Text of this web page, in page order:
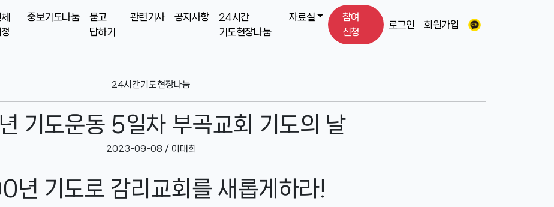
중보기도나눔
묻고
답하기
관련기사 공지사항
24시간
기도현장나눔
자료실
참여
신청
로그인 회원가입
24시간기도현장나눔
기도운동 5일차 부곡교회 기도의 날
2023-09-08 / 이대희
년 기도로 감리교회를 새롭게하라!